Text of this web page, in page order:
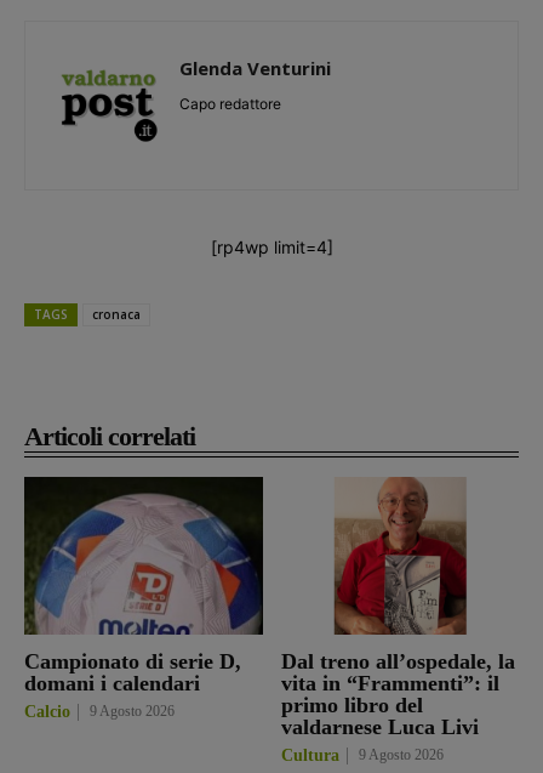
Articoli correlati
Campionato di serie D,
domani i calendari
Calcio 9 Agosto 2026
Dal treno all’ospedale, la
vita in “Frammenti”: il
primo libro del
valdarnese Luca Livi
Cultura 9 Agosto 2026
Glenda Venturini
Capo redattore
[rp4wp limit=4]
TAGS cronaca